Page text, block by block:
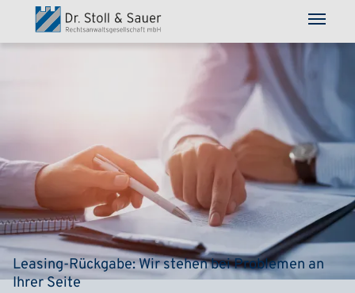
Direkt zum Inhalt
Leasing-Rückgabe: Wir stehen bei Problemen an
Ihrer Seite